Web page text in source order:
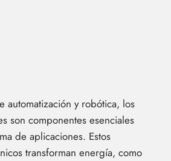
automatización y robótica, los
son componentes esenciales
de aplicaciones. Estos
transforman energía, como